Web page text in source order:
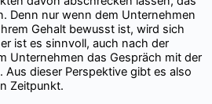
Denn nur wenn dem Unternehmen
Gehalt bewusst ist, wird sich
ist es sinnvoll, auch nach der
Unternehmen das Gespräch mit der
dieser Perspektive gibt es also
Zeitpunkt.